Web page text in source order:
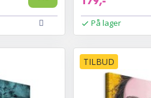
På lager
TILBUD